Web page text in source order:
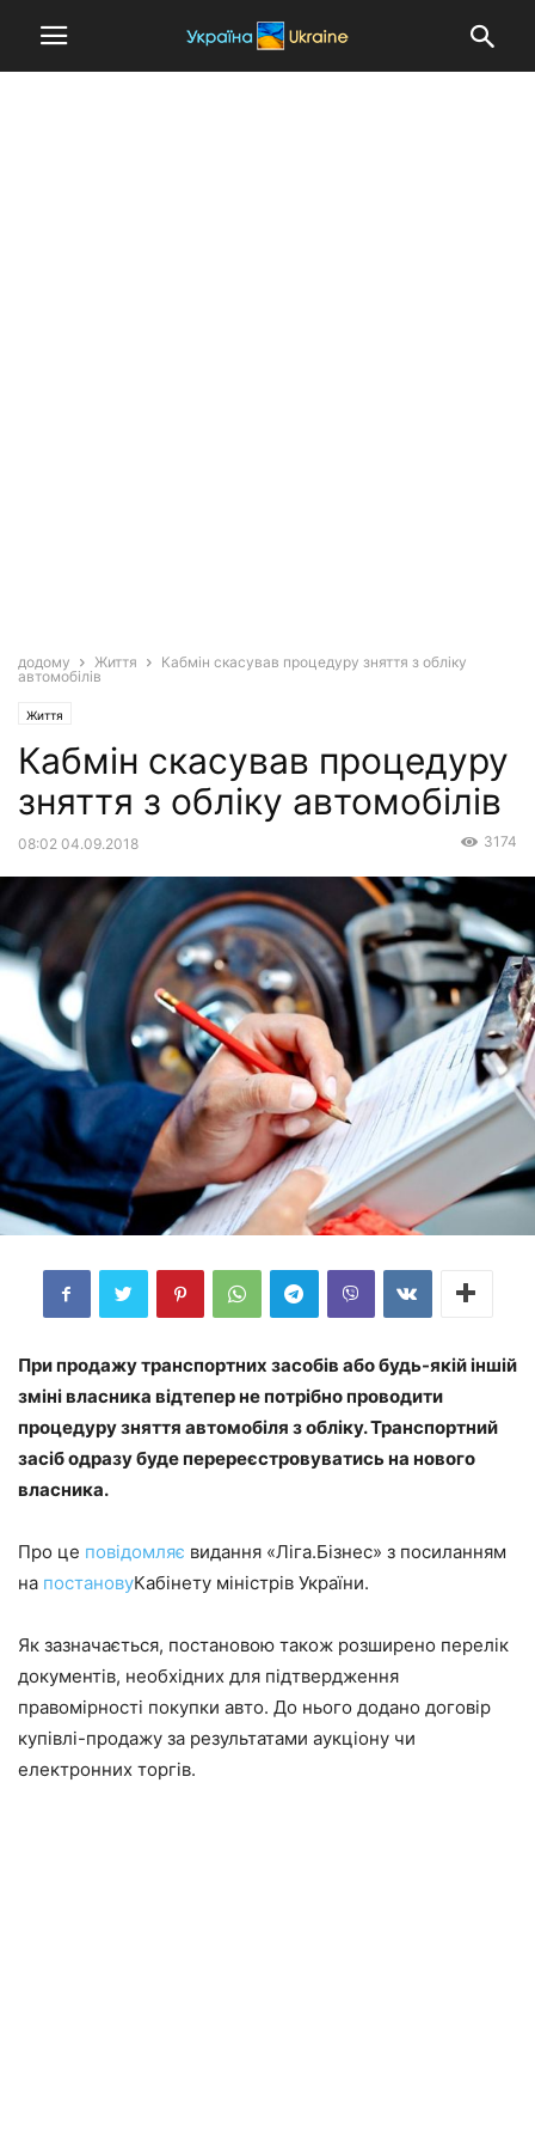
додому Життя
Кабмін скасував процедуру зняття з обліку
автомобілів
Життя
Кабмін скасував процедуру
зняття з обліку автомобілів
08:02 04.09.2018 3174
При продажу транспортних засобів або будь-якій іншій
зміні власника відтепер не потрібно проводити
процедуру зняття автомобіля з обліку. Транспортний
засіб одразу буде перереєстровуватись на нового
власника.
Про це повідомляє видання «Ліга.Бізнес» з посиланням
на постановуКабінету міністрів України.
Як зазначається, постановою також розширено перелік
документів, необхідних для підтвердження
правомірності покупки авто. До нього додано договір
купівлі-продажу за результатами аукціону чи
електронних торгів.